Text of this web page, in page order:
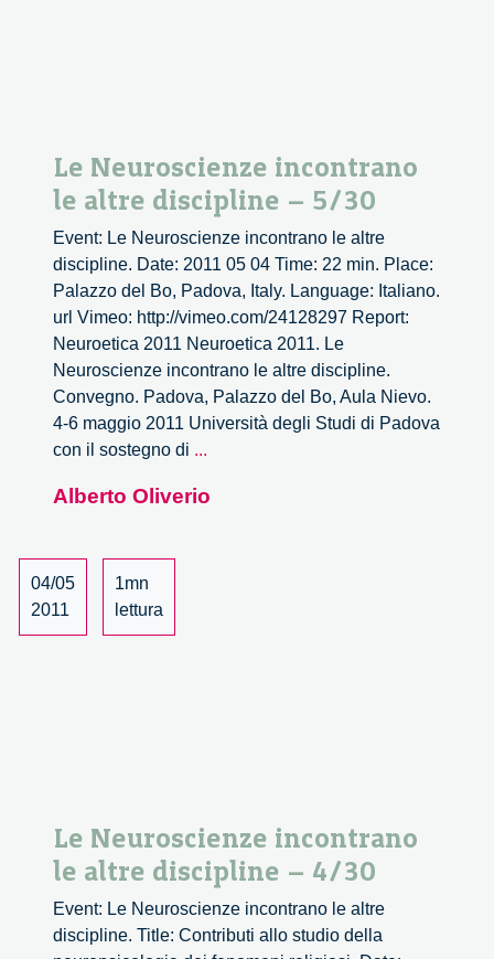
Le Neuroscienze incontrano
le altre discipline – 5/30
Event: Le Neuroscienze incontrano le altre
discipline. Date: 2011 05 04 Time: 22 min. Place:
Palazzo del Bo, Padova, Italy. Language: Italiano.
url Vimeo: http://vimeo.com/24128297 Report:
Neuroetica 2011 Neuroetica 2011. Le
Neuroscienze incontrano le altre discipline.
Convegno. Padova, Palazzo del Bo, Aula Nievo.
4-6 maggio 2011 Università degli Studi di Padova
con il sostegno di ...
incontrano
Alberto Oliverio
04/05
2011
1mn
lettura
Le Neuroscienze incontrano
le altre discipline – 4/30
Event: Le Neuroscienze incontrano le altre
discipline. Title: Contributi allo studio della